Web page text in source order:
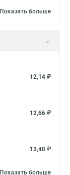
Показать больше
12,14 ₽
12,66 ₽
13,40 ₽
Показать больше